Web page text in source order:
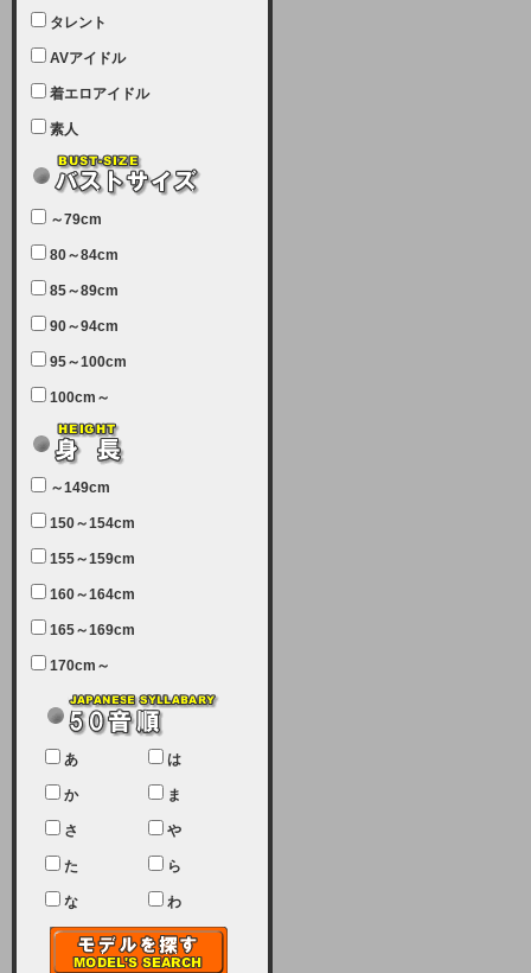
理解いただけます様、宜しくお願い
致します。
2025-07-05 (土)
【サーバーメンテナンス完了のお知
本日、サーバーメンテナンスのため
ユーザー様には大変ご迷惑をおかけ
しました。無事、メンテナンスが完
致します。
2025-06-11 (水)
【サーバーメンテナンス実施につい
7月5日（土曜日）午前7：00から午
テナンスを実施します。ユーザー様
にはご迷惑をおかけしますがご理解
いただけます様、宜しくお願い致し
【クレジットカード決済について
②】
現在、クレジットカード決済はJCB
のみになっております。大変ご迷惑
キャシュでの決済は可能ですので、
宜しくお願い致します。
2024-02-23 (金)
【クレジットカード決済について】
只今、クレジットカード会社の都合
により決済ができない状況です。
ユーザー様には、大変ご迷惑をおか
けいたしまして申し訳ございませ
ん。
2023-08-31 (木)
タレント
AVアイドル
着エロアイドル
素人
～79cm
80～84cm
85～89cm
90～94cm
95～100cm
100cm～
～149cm
150～154cm
155～159cm
160～164cm
165～169cm
170cm～
あ は
か ま
さ や
た ら
な わ